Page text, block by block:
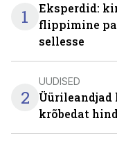
1
Eksperdid:
flippimine
sellesse
2
UUDISED
krõbedat